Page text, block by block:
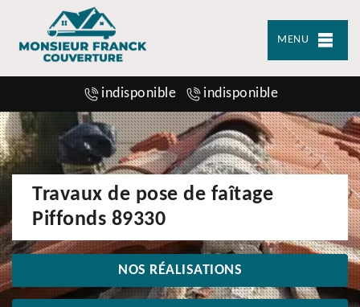
MENU
indisponible indisponible
Travaux de pose de faîtage
Piffonds 89330
NOS RÉALISATIONS